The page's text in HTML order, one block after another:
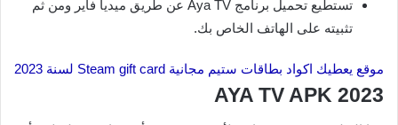
تستطيع تحميل برنامج Aya TV عن طريق ميديا فاير ومن ثم
تثبيته على الهاتف الخاص بك.
موقع يعطيك اكواد بطاقات ستيم مجانية Steam gift card لسنة 2023
AYA TV APK 2023